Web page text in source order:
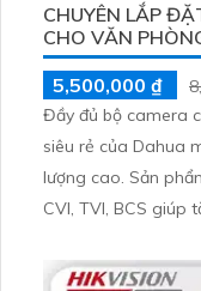
CHUYÊN LẮP
CHO VĂN
5,500,000 ₫
Đầy đủ bộ camera
siêu rẻ của Dahua
lượng cao. Sản phẩm này được trang bị công nghệ AHD,
CVI, TVI, BCS giúp
sát rõ nét ngay cả